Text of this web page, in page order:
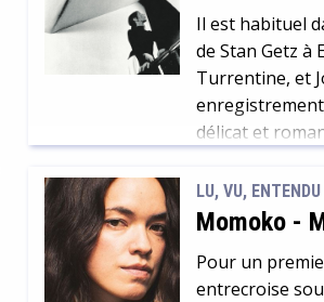
Il est habituel
de Stan Getz à
Turrentine, et
délicat et
LU, VU,
Momoko -
Pour un
entrecroise